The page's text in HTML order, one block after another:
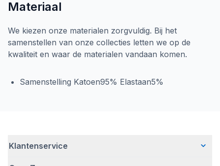
Materiaal
We kiezen onze materialen zorgvuldig. Bij het
samenstellen van onze collecties letten we op de
kwaliteit en waar de materialen vandaan komen.
Samenstelling Katoen95% Elastaan5%
Klantenservice